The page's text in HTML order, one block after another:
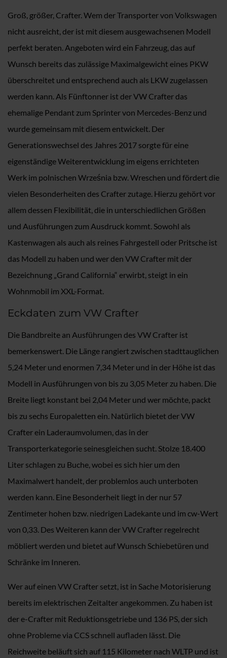
Groß, größer, Crafter. Wem der Transporter von Volkswagen
nicht ausreicht, der ist mit diesem ausgewachsenen Modell
perfekt beraten. Angeboten wird ein Fahrzeug, das auf
Wunsch bereits das zulässige Maximalgewicht eines PKW
überschreitet und entsprechend auch als LKW zugelassen
werden kann. Als Fünftonner ist der VW Crafter das
ehemalige Pendant zum Sprinter von Mercedes-Benz und
wurde gemeinsam mit diesem entwickelt. Der
Generationswechsel des Jahres 2017 sorgte für eine
eigenständige Weiterentwicklung im eigens errichteten
Werk im polnischen Września bzw. Wreschen und fördert die
vielen Besonderheiten des Crafter zutage. Hierzu gehört vor
allem dessen Flexibilität, die in unterschiedlichen Größen
und Ausführungen zum Ausdruck kommt. Sowohl als
Kastenwagen als auch als reines Fahrgestell oder Pritsche ist
das Modell zu haben und wer den VW Crafter mit der
Bezeichnung „Grand California“ erwirbt, steigt in ein
Wohnmobil im XXL-Format.
Eckdaten zum VW Crafter
Die Bandbreite an Ausführungen des VW Crafter ist
bemerkenswert. Die Länge rangiert zwischen stadttauglichen
5,24 Meter und enormen 7,34 Meter und in der Höhe ist das
Modell in Ausführungen von bis zu 3,05 Meter zu haben. Die
Breite liegt konstant bei 2,04 Meter und wer möchte, packt
bis zu sechs Europaletten ein. Natürlich bietet der VW
Crafter ein Laderaumvolumen, das in der
Transporterkategorie seinesgleichen sucht. Stolze 18.400
Liter schlagen zu Buche, wobei es sich hier um den
Maximalwert handelt, der problemlos auch unterboten
werden kann. Eine Besonderheit liegt in der nur 57
Zentimeter hohen bzw. niedrigen Ladekante und im cw-Wert
von 0,33. Des Weiteren kann der VW Crafter regelrecht
möbliert werden und bietet auf Wunsch Schiebetüren und
Schränke im Inneren.
Wer auf einen VW Crafter setzt, ist in Sache Motorisierung
bereits im elektrischen Zeitalter angekommen. Zu haben ist
der e-Crafter mit Reduktionsgetriebe und 136 PS, der sich
ohne Probleme via CCS schnell aufladen lässt. Die
Reichweite beläuft sich auf 115 Kilometer nach WLTP und ist